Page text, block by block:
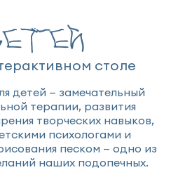
столе
детей — замечательный
терапии, развития
творческих навыков,
психологами и
песком — одно из
наших подопечных.